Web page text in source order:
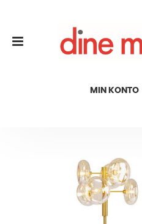
MIN KONTO